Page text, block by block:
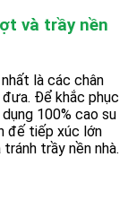
và trầy nền
là các chân
Để khắc phục
100% cao su
đế tiếp xúc lớn
trầy nền nhà.